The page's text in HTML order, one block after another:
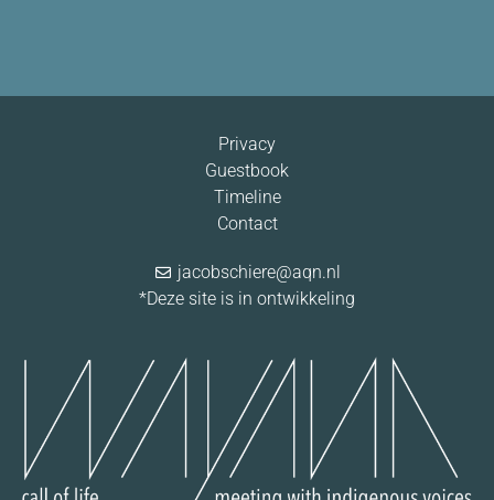
Privacy
Guestbook
Timeline
Contact
jacobschiere@aqn.nl
*Deze site is in ontwikkeling